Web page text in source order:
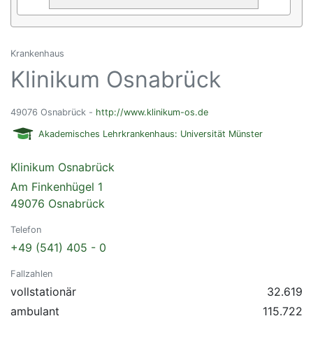
Krankenhaus
Klinikum Osnabrück
49076 Osnabrück - http://www.klinikum-os.de
Akademisches Lehrkrankenhaus: Universität Münster
Klinikum Osnabrück
Am Finkenhügel 1
49076 Osnabrück
Telefon
+49 (541) 405 - 0
Fallzahlen
vollstationär
32.619
ambulant
115.722